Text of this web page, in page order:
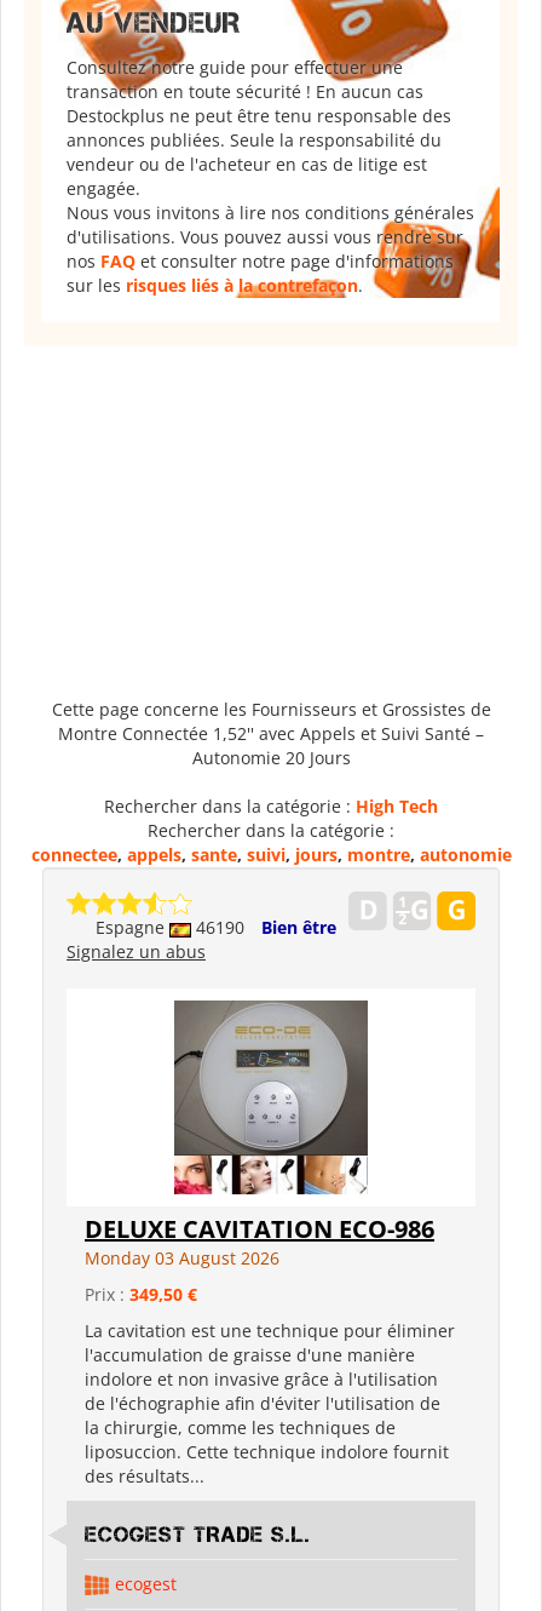
AU VENDEUR
Consultez notre guide pour effectuer une
transaction en toute sécurité ! En aucun cas
Destockplus ne peut être tenu responsable des
annonces publiées. Seule la responsabilité du
vendeur ou de l'acheteur en cas de litige est
engagée.
Nous vous invitons à lire nos conditions générales
d'utilisations. Vous pouvez aussi vous rendre sur
nos FAQ et consulter notre page d'informations
sur les risques liés à la contrefaçon.
Cette page concerne les Fournisseurs et Grossistes de
Montre Connectée 1,52'' avec Appels et Suivi Santé –
Autonomie 20 Jours
Rechercher dans la catégorie : High Tech
Rechercher dans la catégorie :
connectee, appels, sante, suivi, jours, montre, autonomie
Espagne 46190
Bien être
Signalez un abus
DELUXE CAVITATION ECO-986
Monday 03 August 2026
Prix : 349,50 €
La cavitation est une technique pour éliminer
l'accumulation de graisse d'une manière
indolore et non invasive grâce à l'utilisation
de l'échographie afin d'éviter l'utilisation de
la chirurgie, comme les techniques de
liposuccion. Cette technique indolore fournit
des résultats...
ECOGEST TRADE S.L.
ecogest